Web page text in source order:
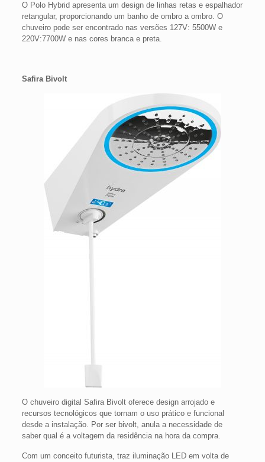
O Polo Hybrid apresenta um design de linhas retas e espalhador
retangular, proporcionando um banho de ombro a ombro. O
chuveiro pode ser encontrado nas versões 127V: 5500W e
220V:7700W e nas cores branca e preta.
Safira Bivolt
O chuveiro digital Safira Bivolt oferece design arrojado e
recursos tecnológicos que tornam o uso prático e funcional
desde a instalação. Por ser bivolt, anula a necessidade de
saber qual é a voltagem da residência na hora da compra.
Com um conceito futurista, traz iluminação LED em volta de